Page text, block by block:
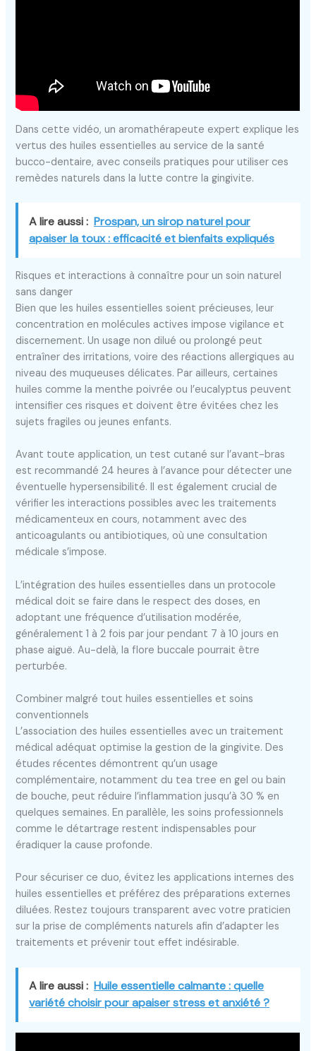
Dans cette vidéo, un aromathérapeute expert explique les
vertus des huiles essentielles au service de la santé
bucco-dentaire, avec conseils pratiques pour utiliser ces
remèdes naturels dans la lutte contre la gingivite.
A lire aussi : Prospan, un sirop naturel pour
apaiser la toux : efficacité et bienfaits expliqués
Risques et interactions à connaître pour un soin naturel
sans danger
Bien que les huiles essentielles soient précieuses, leur
concentration en molécules actives impose vigilance et
discernement. Un usage non dilué ou prolongé peut
entraîner des irritations, voire des réactions allergiques au
niveau des muqueuses délicates. Par ailleurs, certaines
huiles comme la menthe poivrée ou l’eucalyptus peuvent
intensifier ces risques et doivent être évitées chez les
sujets fragiles ou jeunes enfants.
Avant toute application, un test cutané sur l’avant-bras
est recommandé 24 heures à l’avance pour détecter une
éventuelle hypersensibilité. Il est également crucial de
vérifier les interactions possibles avec les traitements
médicamenteux en cours, notamment avec des
anticoagulants ou antibiotiques, où une consultation
médicale s’impose.
L’intégration des huiles essentielles dans un protocole
médical doit se faire dans le respect des doses, en
adoptant une fréquence d’utilisation modérée,
généralement 1 à 2 fois par jour pendant 7 à 10 jours en
phase aiguë. Au-delà, la flore buccale pourrait être
perturbée.
Combiner malgré tout huiles essentielles et soins
conventionnels
L’association des huiles essentielles avec un traitement
médical adéquat optimise la gestion de la gingivite. Des
études récentes démontrent qu’un usage
complémentaire, notamment du tea tree en gel ou bain
de bouche, peut réduire l’inflammation jusqu’à 30 % en
quelques semaines. En parallèle, les soins professionnels
comme le détartrage restent indispensables pour
éradiquer la cause profonde.
Pour sécuriser ce duo, évitez les applications internes des
huiles essentielles et préférez des préparations externes
diluées. Restez toujours transparent avec votre praticien
sur la prise de compléments naturels afin d’adapter les
traitements et prévenir tout effet indésirable.
A lire aussi : Huile essentielle calmante : quelle
variété choisir pour apaiser stress et anxiété ?